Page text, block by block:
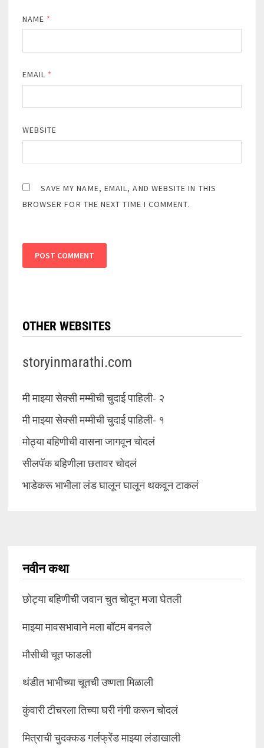
NAME *
EMAIL *
WEBSITE
SAVE MY NAME, EMAIL, AND WEBSITE IN THIS
BROWSER FOR THE NEXT TIME I COMMENT.
OTHER WEBSITES
storyinmarathi.com
मी माझ्या सेक्सी मम्मीची चुदाई पाहिली- २
मी माझ्या सेक्सी मम्मीची चुदाई पाहिली- १
मोठ्या बहिणीची वासना जागवून चोदलं
सीलपॅक बहिणीला छतावर चोदलं
भाडेकरू भाभीला लंड घालून घालून थकवून टाकलं
नवीन कथा
छोट्या बहिणीची जवान चुत चोदून मजा घेतली
माझ्या मावसभावाने मला बॉटम बनवले
मौसीची चूत फाडली
थंडीत भाभीच्या चूतची उष्णता मिळाली
कुंवारी टीचरला तिच्या घरी नंगी करून चोदलं
मित्राची चुदक्कड गर्लफ्रेंड माझ्या लंडाखाली